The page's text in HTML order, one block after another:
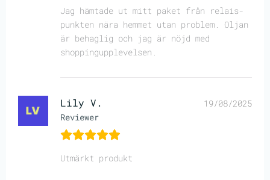
Jag hämtade ut mitt paket från relais-
punkten nära hemmet utan problem. Oljan
är behaglig och jag är nöjd med
shoppingupplevelsen.
Lily V.
Reviewer
19/08/2025
Utmärkt produkt